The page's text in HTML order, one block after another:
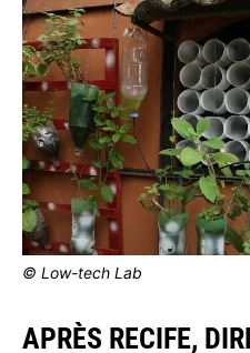
© Low-tech Lab
APRÈS RECIFE,